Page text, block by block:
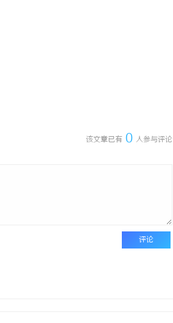
该文章已有 0 人参与评论
评论